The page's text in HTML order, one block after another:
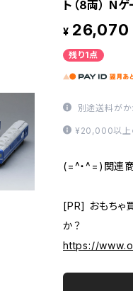
ト（8両） N
¥ 26,070
残り1点
別途送料がか
¥20,000以上
(=^・^=)関連
[PR] おもちゃ
か？
https://